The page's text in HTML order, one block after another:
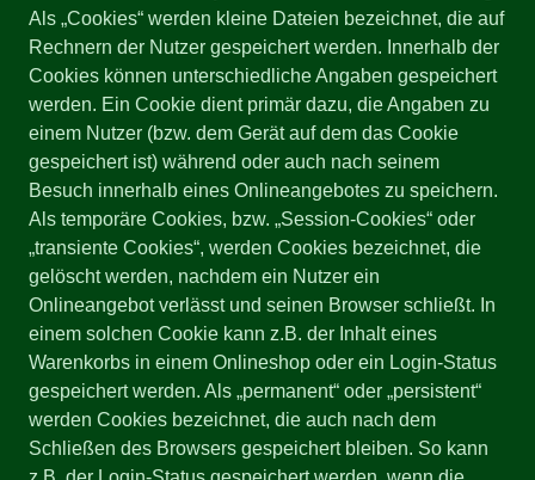
Als „Cookies“ werden kleine Dateien bezeichnet, die auf
Rechnern der Nutzer gespeichert werden. Innerhalb der
Cookies können unterschiedliche Angaben gespeichert
werden. Ein Cookie dient primär dazu, die Angaben zu
einem Nutzer (bzw. dem Gerät auf dem das Cookie
gespeichert ist) während oder auch nach seinem
Besuch innerhalb eines Onlineangebotes zu speichern.
Als temporäre Cookies, bzw. „Session-Cookies“ oder
„transiente Cookies“, werden Cookies bezeichnet, die
gelöscht werden, nachdem ein Nutzer ein
Onlineangebot verlässt und seinen Browser schließt. In
einem solchen Cookie kann z.B. der Inhalt eines
Warenkorbs in einem Onlineshop oder ein Login-Status
gespeichert werden. Als „permanent“ oder „persistent“
werden Cookies bezeichnet, die auch nach dem
Schließen des Browsers gespeichert bleiben. So kann